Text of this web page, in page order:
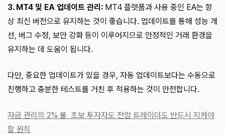
3. MT4 및 EA 업데이트 관리: MT4 플랫폼과 사용 중인 EA는 항
상 최신 버전으로 유지하는 것이 좋습니다. 업데이트를 통해 성능 개
선, 버그 수정, 보안 강화 등이 이루어지므로 안정적인 거래 환경을
유지하는 데 도움이 됩니다.
다만, 중요한 업데이트가 있을 경우, 자동 업데이트보다는 수동으로
진행하고 충분한 테스트를 거친 후 적용하는 것이 안전합니다.
자금 관리의 2% 룰, 초보 투자자도 전업 트레이더도 반드시 지켜야
할 원칙